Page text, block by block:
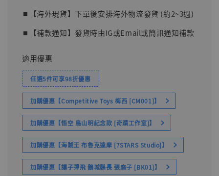
⏹︎【海外現貨】下單後安排海外物流發貨 (約2~3週)
⏹︎【補款通知】發貨時由IG或Email或簡訊通知補款
適用優惠
任選5件可享98折優惠
加購優惠【Competitive Toys 梅西 [CM001]】
加購優惠【悟空 鳥山明紀念款 [奇蹟工作室]】
加購優惠【海賊王 布魯克達摩 [7STARS Studio]】
加購優惠【讓子彈飛 鵝城縣長 張麻子 [BK01]】